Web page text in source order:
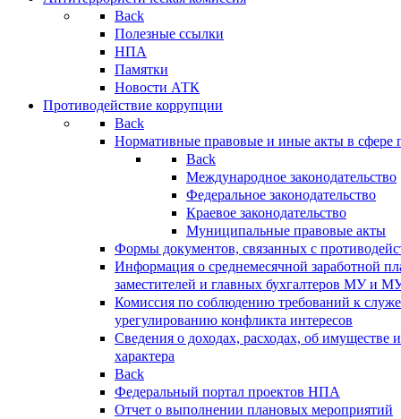
Back
Полезные ссылки
НПА
Памятки
Новости АТК
Противодействие коррупции
Back
Нормативные правовые и иные акты в сфере
Back
Международное законодательство
Федеральное законодательство
Краевое законодательство
Муниципальные правовые акты
Формы документов, связанных с
Информация о среднемесячной заработной
заместителей и главных бухгалтеров МУ и
Комиссия по соблюдению требований к
урегулированию конфликта интересов
Сведения о доходах, расходах, об имуществе
характера
Back
Федеральный портал проектов НПА
Отчет о выполнении плановых мероприятий